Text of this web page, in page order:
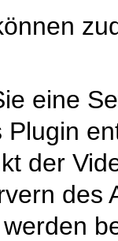
eine
Plugin
der
des